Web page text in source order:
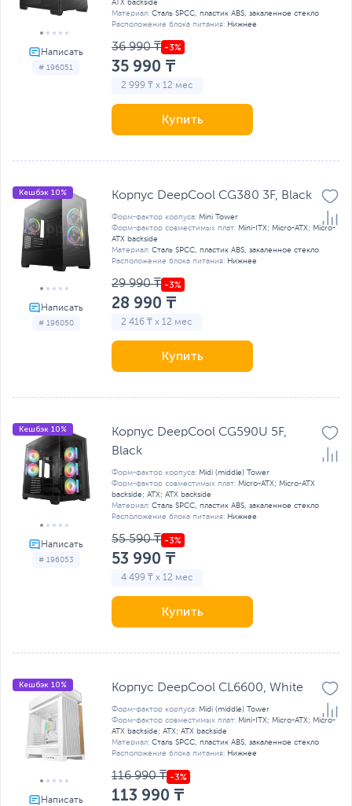
# 196051
ATX backside
Материал: Сталь SPCC, пластик ABS, закаленное стекло
Расположение блока питания: Нижнее
36 990 ₸
35 990 ₸
2 999 ₸ x 12 мес
Купить
# 196050
Кешбэк 10% Корпус DeepCool CG380 3F, Black
Форм-фактор корпуса: Mini Tower
Форм-фактор совместимых плат: Mini-ITX; Micro-ATX; Micro-
ATX backside
Материал: Сталь SPCC, пластик ABS, закаленное стекло
Расположение блока питания: Нижнее
29 990 ₸
28 990 ₸
2 416 ₸ x 12 мес
Купить
# 196053
Кешбэк 10%
Корпус DeepCool CG590U 5F,
Black
Форм-фактор корпуса: Midi (middle) Tower
Форм-фактор совместимых плат: Micro-ATX; Micro-ATX
backside; ATX; ATX backside
Материал: Сталь SPCC, пластик ABS, закаленное стекло
Расположение блока питания: Нижнее
55 590 ₸
53 990 ₸
4 499 ₸ x 12 мес
Купить
Кешбэк 10% Корпус DeepCool CL6600, White
Форм-фактор корпуса: Midi (middle) Tower
Форм-фактор совместимых плат: Mini-ITX; Micro-ATX; Micro-
ATX backside; ATX; ATX backside
Материал: Сталь SPCC, пластик ABS, закаленное стекло
Расположение блока питания: Нижнее
116 990 ₸
113 990 ₸